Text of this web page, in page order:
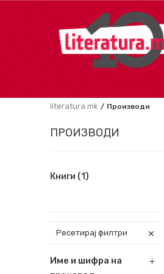
literatura.mk Производи
ПРОИЗВОДИ
Книги (1)
Ресетирај филтри
Име и шифра на